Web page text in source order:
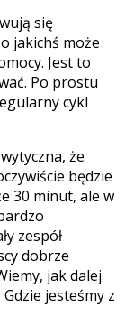
się
jakichś może
Jest to
Po prostu
cykl
że
będzie
30 minut, ale w
zespół
dobrze
jak dalej
jesteśmy z